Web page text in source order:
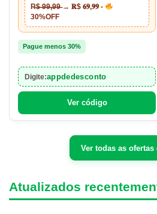
R̶$̶ ̶9̶9̶,̶9̶9̶ → 𝐑$ 𝟔𝟗,𝟗𝟗 -
30%OFF
Pague menos 30%
Digite:appdedesconto
Ver código
Ver todas as ofertas
Atualizados